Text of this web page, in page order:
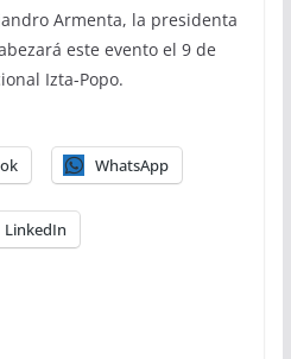
Armenta, la presidenta
este evento el 9 de
Izta-Popo.
WhatsApp
LinkedIn